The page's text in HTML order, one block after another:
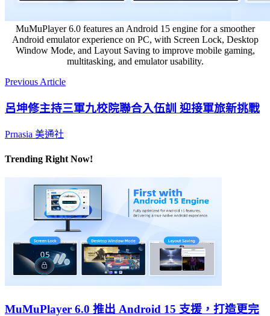
MuMuPlayer 6.0 features an Android 15 engine for a smoother
Android emulator experience on PC, with Screen Lock, Desktop
Window Mode, and Layout Saving to improve mobile gaming,
multitasking, and emulator usability.
Previous Article
呂坤修主持三軍九校院聯合入伍訓 迎接軍旅新挑戰
Prnasia 美通社
Trending Right Now!
MuMuPlayer 6.0 推出 Android 15 支援，打造更完